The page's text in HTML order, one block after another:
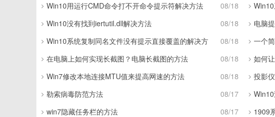
08/18
Win10用运行CMD命令打不开命令提示符解决方法
08/18
Win10没有找到iertutil.dll解决方法
电脑
08/18
Win10系统复制同名文件没有提示直接覆盖的解决方
一个
08/18
在电脑上如何实现长截图？电脑长截图的方法
如何
08/18
Win7修改本地连接MTU值来提高网速的方法
投影
08/17
勒索病毒防范方法
08/17
win7隐藏任务栏的方法
1909